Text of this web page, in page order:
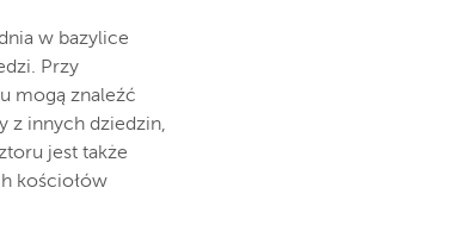
w bazylice
Przy
mogą znaleźć
z innych dziedzin,
jest także
kościołów